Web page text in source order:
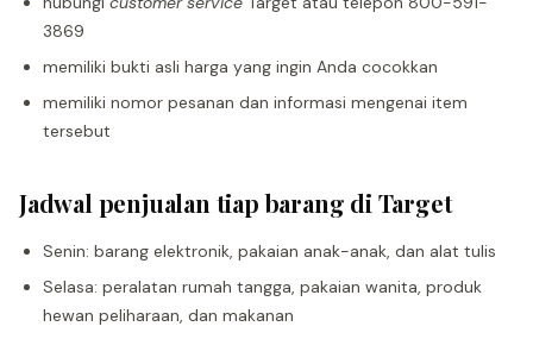
3869
memiliki bukti asli harga yang ingin Anda cocokkan
memiliki nomor pesanan dan informasi mengenai item
tersebut
Jadwal penjualan tiap barang di Target
Senin: barang elektronik, pakaian anak-anak, dan alat tulis
Selasa: peralatan rumah tangga, pakaian wanita, produk
hewan peliharaan, dan makanan